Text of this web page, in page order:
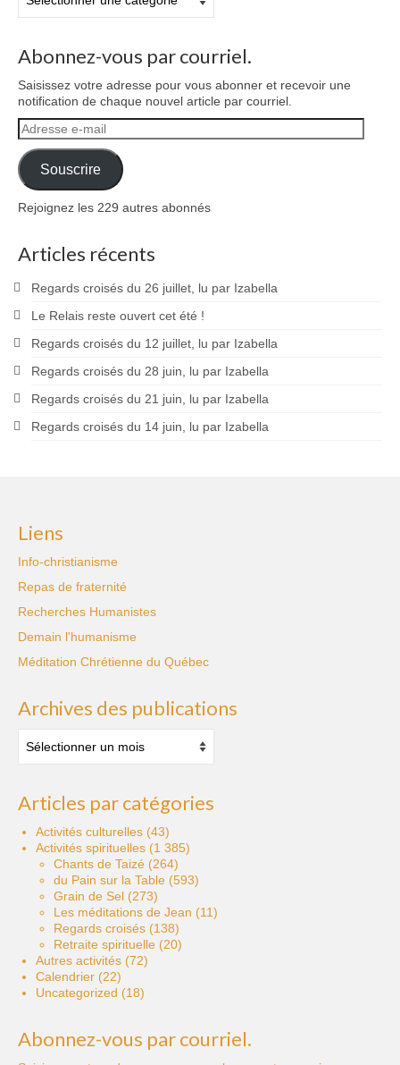
Abonnez-vous par courriel.
Saisissez votre adresse pour vous abonner et recevoir une
notification de chaque nouvel article par courriel.
Adresse
e-
mail
Souscrire
Rejoignez les 229 autres abonnés
Articles récents
Regards croisés du 26 juillet, lu par Izabella
Le Relais reste ouvert cet été !
Regards croisés du 12 juillet, lu par Izabella
Regards croisés du 28 juin, lu par Izabella
Regards croisés du 21 juin, lu par Izabella
Regards croisés du 14 juin, lu par Izabella
Liens
Info-christianisme
Repas de fraternité
Recherches Humanistes
Demain l'humanisme
Méditation Chrétienne du Québec
Archives des publications
des
publications
Articles par catégories
Activités culturelles (43)
Activités spirituelles (1 385)
Chants de Taizé (264)
du Pain sur la Table (593)
Grain de Sel (273)
Les méditations de Jean (11)
Regards croisés (138)
Retraite spirituelle (20)
Autres activités (72)
Calendrier (22)
Uncategorized (18)
Abonnez-vous par courriel.